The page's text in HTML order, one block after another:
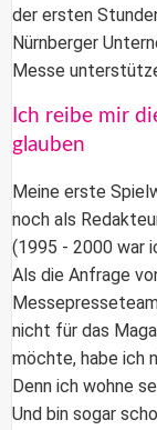
der ersten
Nürnberger
Messe
Ich reibe mir
glauben
Meine erste
noch als
(1995 - 2000 war
Als die Anfrage
nicht für das
möchte, habe ich
Denn ich wohne
Und bin sogar